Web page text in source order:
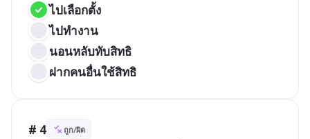
ไปเลือกตั้ง
ไปทำงาน
นอนหลับทับสิทธิ
ฝากคนอื่นใช้สิทธิ
# 4 ถูก/ผิด